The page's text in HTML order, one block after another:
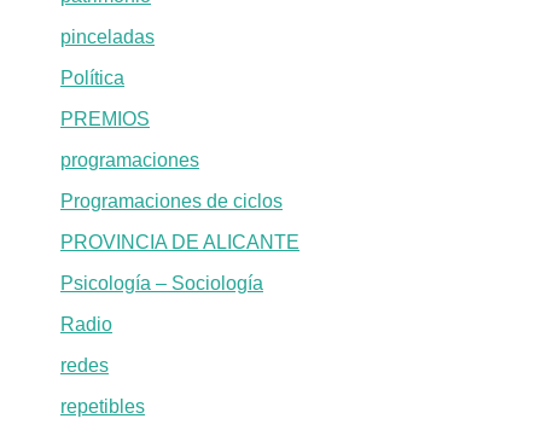
pinceladas
Política
PREMIOS
programaciones
Programaciones de ciclos
PROVINCIA DE ALICANTE
Psicología – Sociología
Radio
redes
repetibles